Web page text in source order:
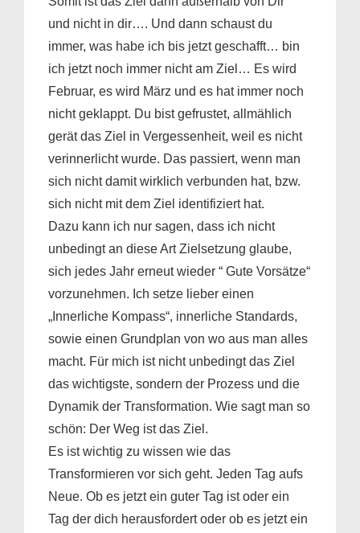
und nicht in dir…. Und dann schaust du
immer, was habe ich bis jetzt geschafft… bin
ich jetzt noch immer nicht am Ziel… Es wird
Februar, es wird März und es hat immer noch
nicht geklappt. Du bist gefrustet, allmählich
gerät das Ziel in Vergessenheit, weil es nicht
verinnerlicht wurde. Das passiert, wenn man
sich nicht damit wirklich verbunden hat, bzw.
sich nicht mit dem Ziel identifiziert hat.
Dazu kann ich nur sagen, dass ich nicht
unbedingt an diese Art Zielsetzung glaube,
sich jedes Jahr erneut wieder “ Gute Vorsätze“
vorzunehmen. Ich setze lieber einen
„Innerliche Kompass“, innerliche Standards,
sowie einen Grundplan von wo aus man alles
macht. Für mich ist nicht unbedingt das Ziel
das wichtigste, sondern der Prozess und die
Dynamik der Transformation. Wie sagt man so
schön: Der Weg ist das Ziel.
Es ist wichtig zu wissen wie das
Transformieren vor sich geht. Jeden Tag aufs
Neue. Ob es jetzt ein guter Tag ist oder ein
Tag der dich herausfordert oder ob es jetzt ein